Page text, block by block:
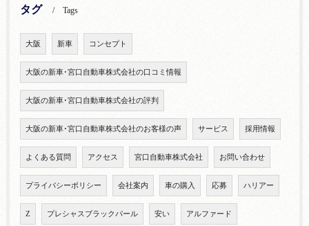
タグ Tags
大阪 新車 コンセプト
大阪の新車･宮口自動車株式会社の口コミ情報
大阪の新車･宮口自動車株式会社の評判
大阪の新車･宮口自動車株式会社のお客様の声 サービス 採用情報
よくある質問 アクセス 宮口自動車株式会社 お問い合わせ
プライバシーポリシー 会社案内 車の購入 応募 ハリアー
Z プレシャスブラックパール 安い アルファード